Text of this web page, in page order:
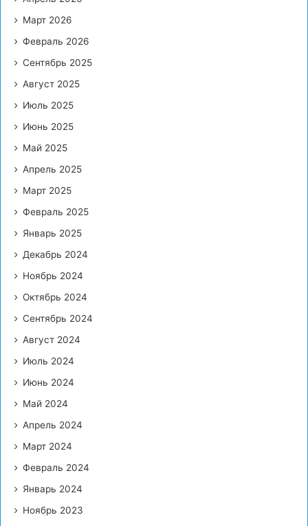
Март 2026
Февраль 2026
Сентябрь 2025
Август 2025
Июль 2025
Июнь 2025
Май 2025
Апрель 2025
Март 2025
Февраль 2025
Январь 2025
Декабрь 2024
Ноябрь 2024
Октябрь 2024
Сентябрь 2024
Август 2024
Июль 2024
Июнь 2024
Май 2024
Апрель 2024
Март 2024
Февраль 2024
Январь 2024
Ноябрь 2023